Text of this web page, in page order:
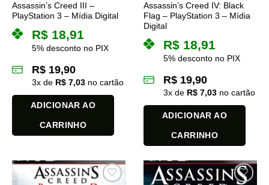
Assassin’s Creed III –
PlayStation 3 – Mídia Digital
R$ 18,91
5% desconto no PIX
R$ 19,90
3x de R$ 7,03 no cartão
ADICIONAR AO
CARRINHO
Assassin’s Creed IV: Black
Flag – PlayStation 3 – Mídia
Digital
R$ 18,91
5% desconto no PIX
R$ 19,90
3x de R$ 7,03 no cartão
ADICIONAR AO
CARRINHO